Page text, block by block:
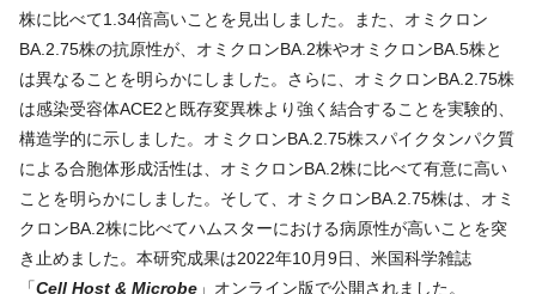
株に比べて1.34倍高いことを見出しました。また、オミクロン
BA.2.75株の抗原性が、オミクロンBA.2株やオミクロンBA.5株と
は異なることを明らかにしました。さらに、オミクロンBA.2.75株
は感染受容体ACE2と既存変異株より強く結合することを実験的、
構造学的に示しました。オミクロンBA.2.75株スパイクタンパク質
による合胞体形成活性は、オミクロンBA.2株に比べて有意に高い
ことを明らかにしました。そして、オミクロンBA.2.75株は、オミ
クロンBA.2株に比べてハムスターにおける病原性が高いことを突
き止めました。本研究成果は2022年10月9日、米国科学雑誌
「Cell Host & Microbe 」オンライン版で公開されました。